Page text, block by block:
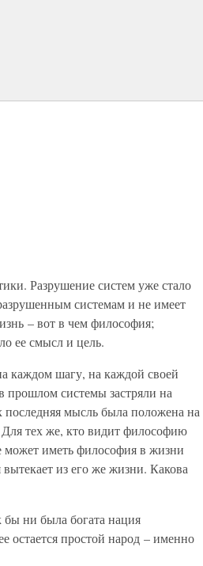
Разрушение систем уже стало
системам и не имеет
– вот в чем философия;
ее смысл и цель.
каждом шагу, на каждой своей
прошлом системы застряли на
мысль была положена на
тех же, кто видит философию
может иметь философия в жизни
из его же жизни. Какова
ни была богата нация
остается простой народ – именно